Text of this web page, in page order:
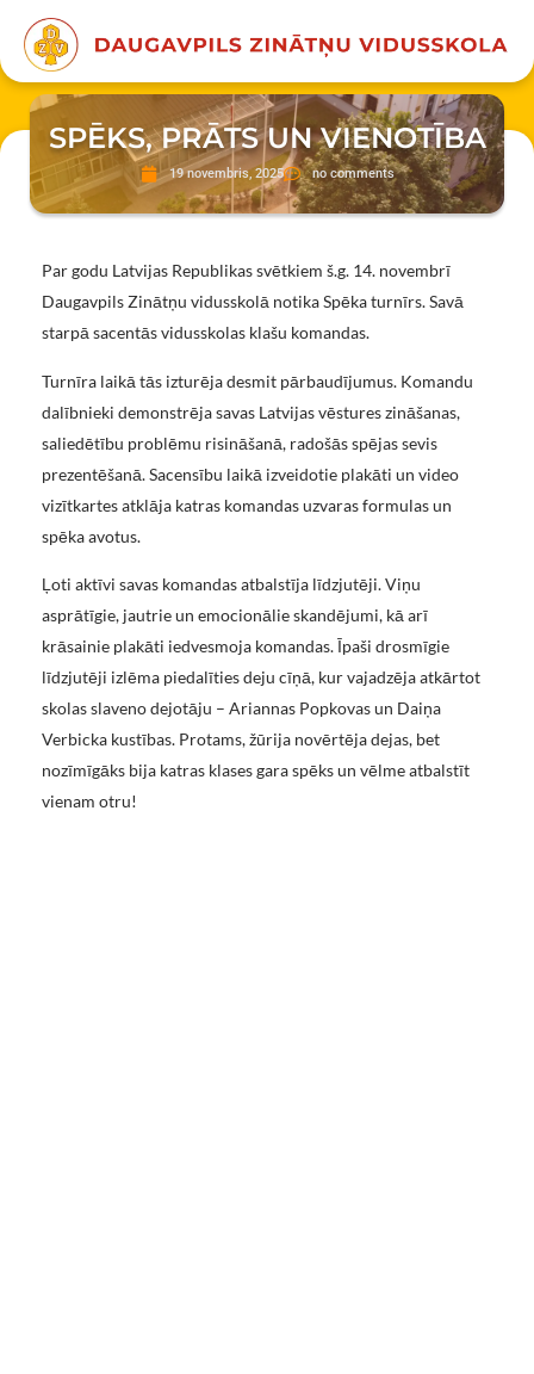
SPĒKS, PRĀTS UN VIENOTĪBA
19 novembris, 2025 no comments
Par godu Latvijas Republikas svētkiem š.g. 14. novembrī
Daugavpils Zinātņu vidusskolā notika Spēka turnīrs. Savā
starpā sacentās vidusskolas klašu komandas.
Turnīra laikā tās izturēja desmit pārbaudījumus. Komandu
dalībnieki demonstrēja savas Latvijas vēstures zināšanas,
saliedētību problēmu risināšanā, radošās spējas sevis
prezentēšanā. Sacensību laikā izveidotie plakāti un video
vizītkartes atklāja katras komandas uzvaras formulas un
spēka avotus.
Ļoti aktīvi savas komandas atbalstīja līdzjutēji. Viņu
asprātīgie, jautrie un emocionālie skandējumi, kā arī
krāsainie plakāti iedvesmoja komandas. Īpaši drosmīgie
līdzjutēji izlēma piedalīties deju cīņā, kur vajadzēja atkārtot
skolas slaveno dejotāju – Ariannas Popkovas un Daiņa
Verbicka kustības. Protams, žūrija novērtēja dejas, bet
nozīmīgāks bija katras klases gara spēks un vēlme atbalstīt
vienam otru!